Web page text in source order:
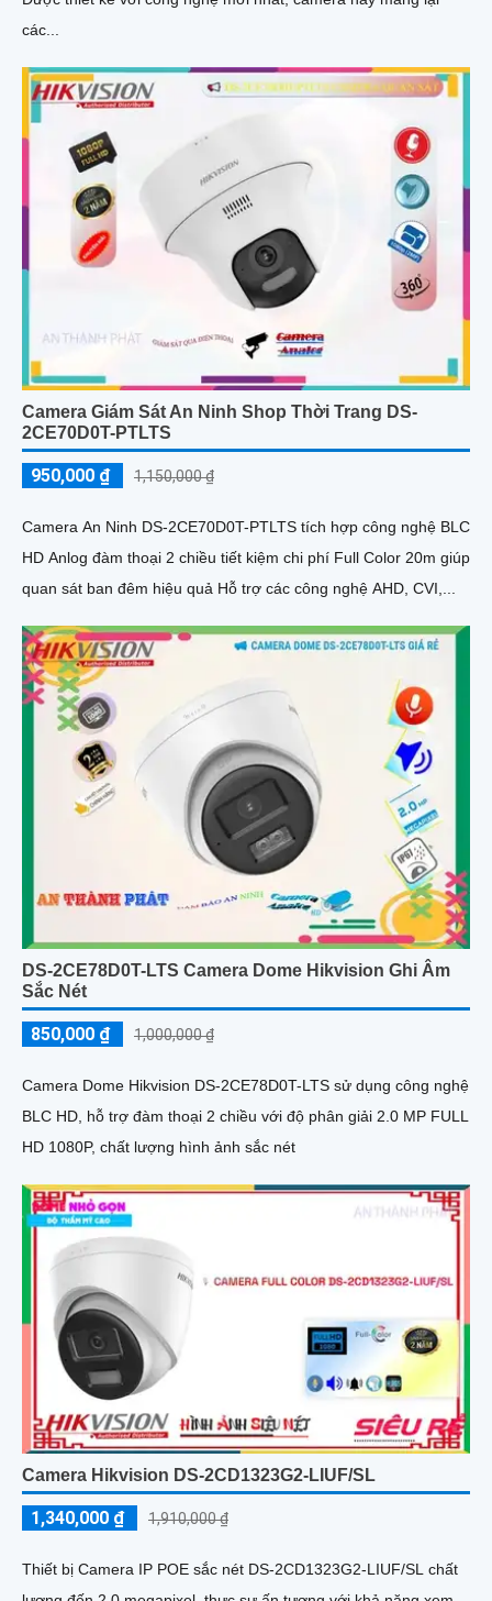
các...
Camera Giám Sát An Ninh Shop Thời Trang DS-
2CE70D0T-PTLTS
950,000 ₫ 1,150,000 ₫
Camera An Ninh DS-2CE70D0T-PTLTS tích hợp công nghệ BLC
HD Anlog đàm thoại 2 chiều tiết kiệm chi phí Full Color 20m giúp
quan sát ban đêm hiệu quả Hỗ trợ các công nghệ AHD, CVI,...
DS-2CE78D0T-LTS Camera Dome Hikvision Ghi Âm
Sắc Nét
850,000 ₫ 1,000,000 ₫
Camera Dome Hikvision DS-2CE78D0T-LTS sử dụng công nghệ
BLC HD, hỗ trợ đàm thoại 2 chiều với độ phân giải 2.0 MP FULL
HD 1080P, chất lượng hình ảnh sắc nét
Camera Hikvision DS-2CD1323G2-LIUF/SL
1,340,000 ₫ 1,910,000 ₫
Thiết bị Camera IP POE sắc nét DS-2CD1323G2-LIUF/SL chất